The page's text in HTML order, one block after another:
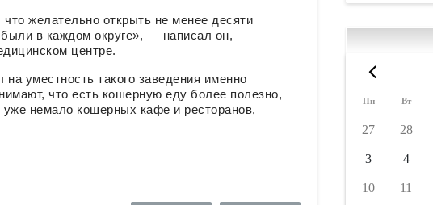
желательно открыть не менее десяти
в каждом округе», — написал он,
центре.
уместность такого заведения именно
что есть кошерную еду более полезно,
немало кошерных кафе и ресторанов,
Пн Вт
27 28
3 4
10 11